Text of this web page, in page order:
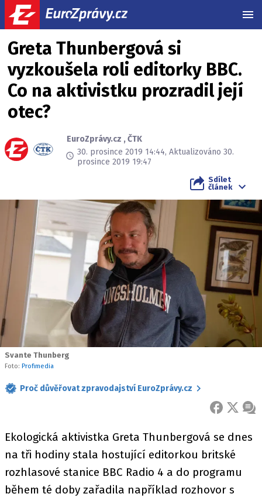
Greta Thunbergová si
vyzkoušela roli editorky BBC.
Co na aktivistku prozradil její
otec?
EuroZprávy.cz ,ČTK
30. prosince 2019 14:44, Aktualizováno 30.
prosince 2019 19:47
Sdílet
článek
Svante Thunberg
Foto: Profimedia
Proč důvěřovat zpravodajství EuroZprávy.cz
FACEBOOK
X
Ekologická aktivistka Greta Thunbergová se dnes
na tři hodiny stala hostující editorkou britské
rozhlasové stanice BBC Radio 4 a do programu
během té doby zařadila například rozhovor s